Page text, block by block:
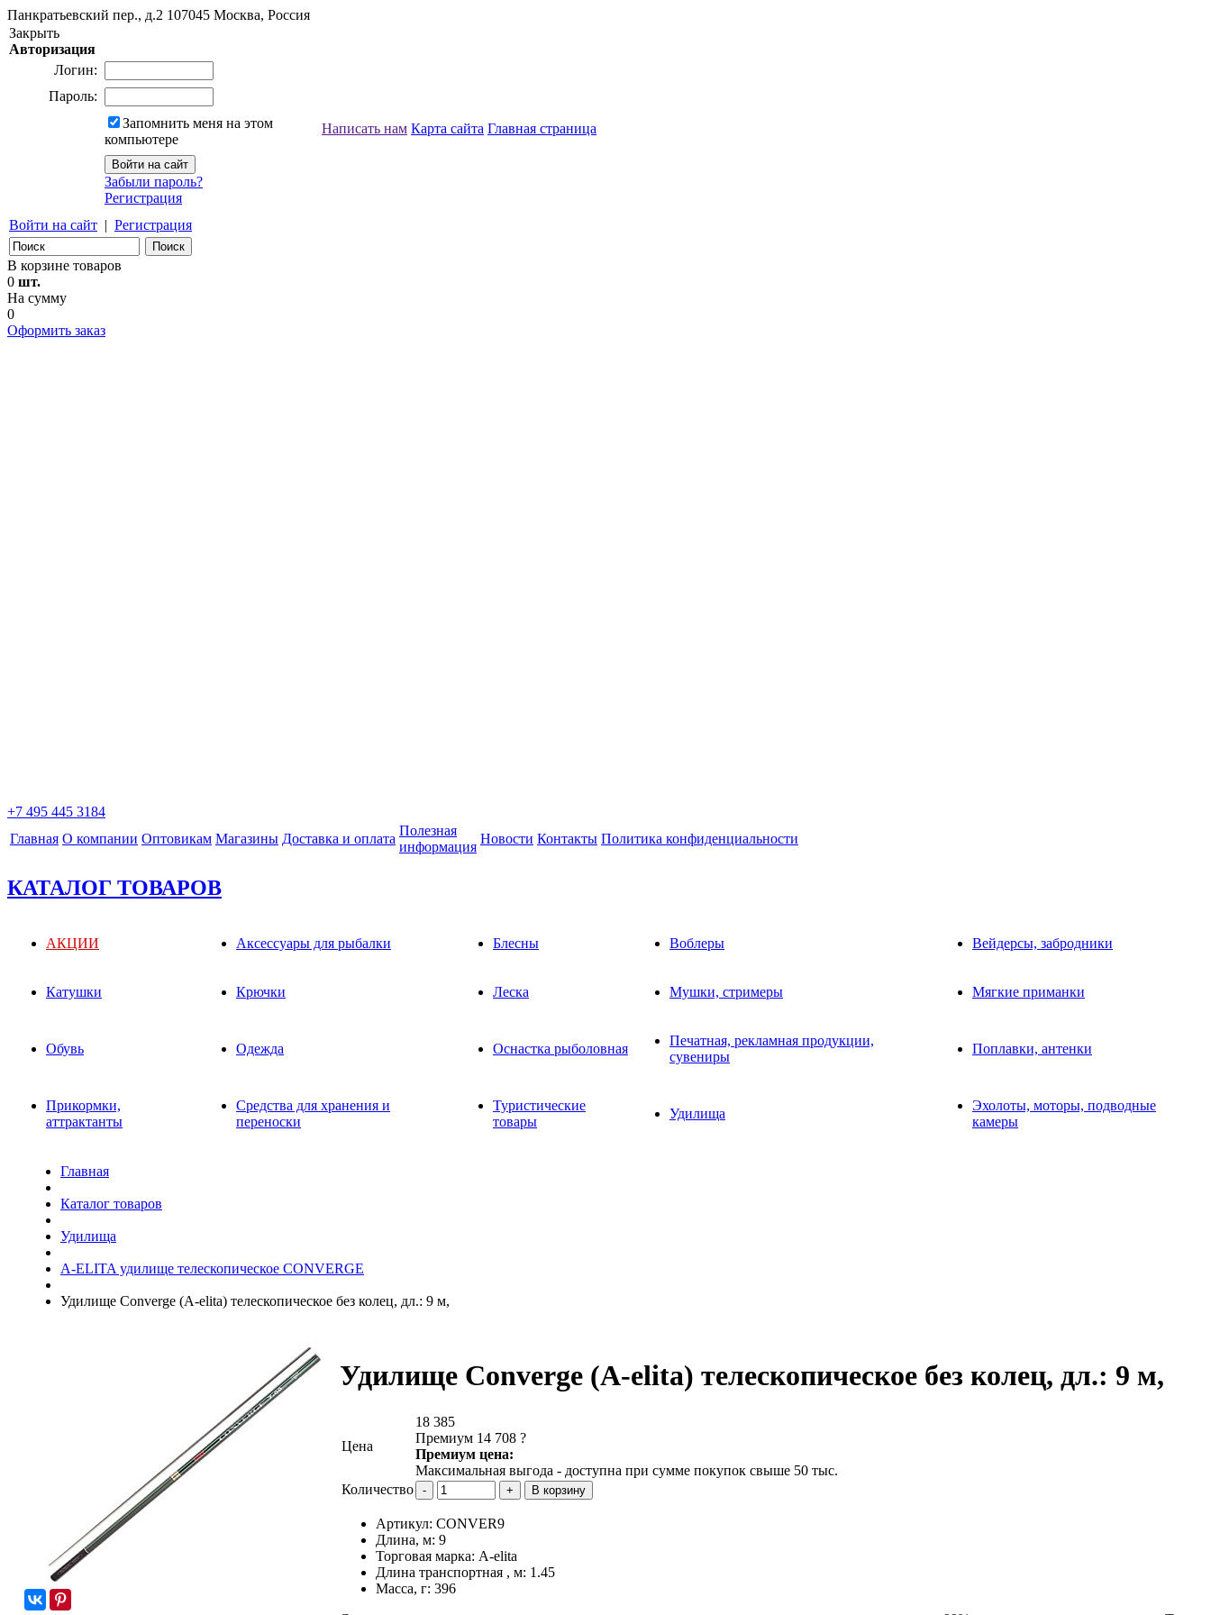
Панкратьевский пер., д.2 107045 Москва, Россия
Закрыть
Авторизация
Логин:
Пароль:
Запомнить меня на этом
компьютере
Забыли пароль?
Регистрация
Войти на сайт | Регистрация
Написать нам Карта сайта Главная страница
В корзине товаров
0 шт.
На сумму
0
Оформить заказ
+7 495 445 3184
Главная О компании Оптовикам Магазины Доставка и оплата
Полезная
информация
Новости Контакты Политика конфиденциальности
КАТАЛОГ ТОВАРОВ
АКЦИИ Аксессуары для рыбалки Блесны Воблеры Вейдерсы, забродники
Катушки Крючки Леска Мушки, стримеры Мягкие приманки
Обувь Одежда Оснастка рыболовная
Печатная, рекламная продукции,
сувениры
Поплавки, антенки
Прикормки,
аттрактанты
Средства для хранения и
переноски
Туристические
товары
Удилища
Эхолоты, моторы, подводные
камеры
Главная
Каталог товаров
Удилища
A-ELITA удилище телескопическое CONVERGE
Удилище Converge (A-elita) телескопическое без колец, дл.: 9 м,
Удилище Converge (A-elita) телескопическое без колец, дл.: 9 м,
Цена
18 385
Премиум 14 708 ?
Премиум цена:
Максимальная выгода - доступна при сумме покупок свыше 50 тыс.
Количество
Артикул: CONVER9
Длина, м: 9
Торговая марка: A-elita
Длина транспортная , м: 1.45
Масса, г: 396